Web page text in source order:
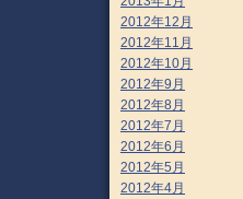
2012年12月
2012年11月
2012年10月
2012年9月
2012年8月
2012年7月
2012年6月
2012年5月
2012年4月